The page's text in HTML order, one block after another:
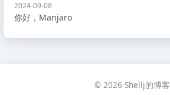
2024-09-08
你好，Manjaro
© 2026 Shellj的博客